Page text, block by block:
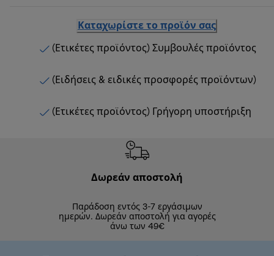
Καταχωρίστε το προϊόν σας
(Ετικέτες προϊόντος) Συμβουλές προϊόντος
(Ειδήσεις & ειδικές προσφορές προϊόντων)
(Ετικέτες προϊόντος) Γρήγορη υποστήριξη
Δωρεάν αποστολή
Παράδοση εντός 3-7 εργάσιμων
ημερών. Δωρεάν αποστολή για αγορές
άνω των 49€